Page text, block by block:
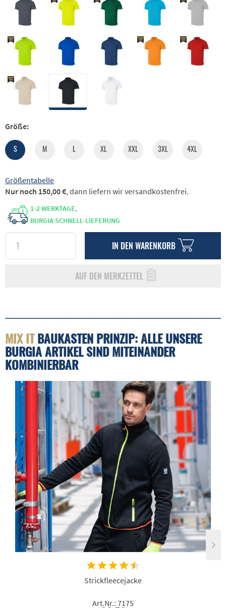
Größe:
S M L XL XXL 3XL 4XL
Größentabelle
1-2 WERKTAGE,
BURGIA SCHNELL-LIEFERUNG
IN DEN WARENKORB
AUF DEN MERKZETTEL
Nur noch 150,00 €, dann liefern wir versandkostenfrei.
MIX ITBAUKASTEN PRINZIP: ALLE UNSERE
BURGIA ARTIKEL SIND MITEINANDER
KOMBINIERBAR
Strickfleecejacke
Art.Nr.: 7175